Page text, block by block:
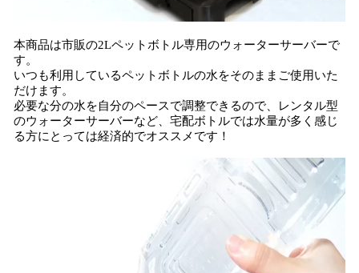
本商品は市販の2Lペットボトル専用のウォーターサーバーで
す。
いつも利用しているペットボトルの水をそのままご使用いた
だけます。
必要な分の水を自分のペースで調整できるので、レンタル型
のウォーターサーバーなど、宅配ボトルでは水量が多く感じ
る方にとっては経済的でオススメです！